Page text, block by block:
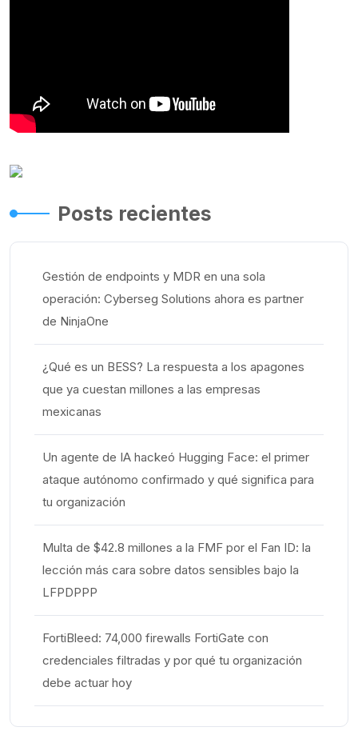
Posts recientes
Gestión de endpoints y MDR en una sola
operación: Cyberseg Solutions ahora es partner
de NinjaOne
¿Qué es un BESS? La respuesta a los apagones
que ya cuestan millones a las empresas
mexicanas
Un agente de IA hackeó Hugging Face: el primer
ataque autónomo confirmado y qué significa para
tu organización
Multa de $42.8 millones a la FMF por el Fan ID: la
lección más cara sobre datos sensibles bajo la
LFPDPPP
FortiBleed: 74,000 firewalls FortiGate con
credenciales filtradas y por qué tu organización
debe actuar hoy